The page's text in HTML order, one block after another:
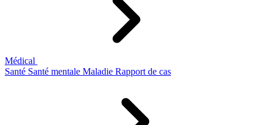
Médical
Santé Santé mentale Maladie Rapport de cas